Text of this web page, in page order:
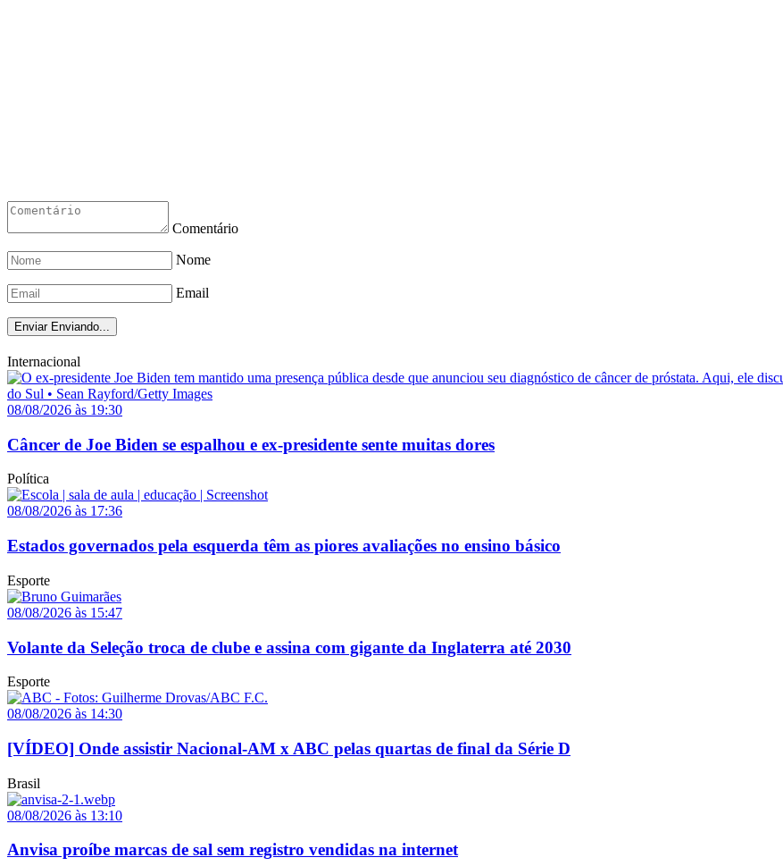
Comentário
Nome
Email
Enviar Enviando...
Internacional
08/08/2026 às 19:30
Câncer de Joe Biden se espalhou e ex-presidente sente muitas dores
Política
08/08/2026 às 17:36
Estados governados pela esquerda têm as piores avaliações no ensino básico
Esporte
08/08/2026 às 15:47
Volante da Seleção troca de clube e assina com gigante da Inglaterra até 2030
Esporte
08/08/2026 às 14:30
[VÍDEO] Onde assistir Nacional-AM x ABC pelas quartas de final da Série D
Brasil
08/08/2026 às 13:10
Anvisa proíbe marcas de sal sem registro vendidas na internet